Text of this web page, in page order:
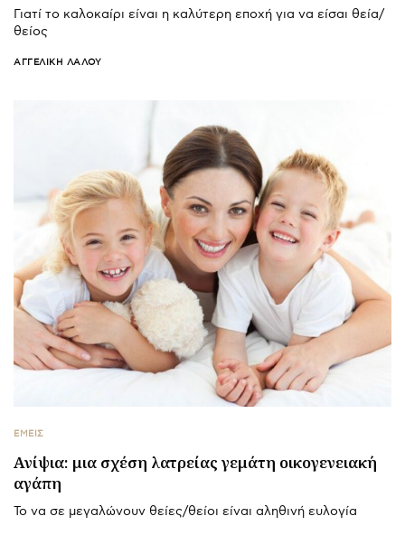
Γιατί το καλοκαίρι είναι η καλύτερη εποχή για να είσαι θεία/
θείος
ΑΓΓΕΛΙΚΉ ΛΆΛΟΥ
ΕΜΕΙΣ
Ανίψια: μια σχέση λατρείας γεμάτη οικογενειακή
αγάπη
Το να σε μεγαλώνουν θείες/θείοι είναι αληθινή ευλογία